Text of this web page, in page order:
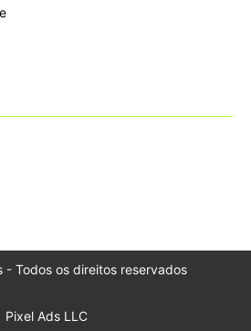
Todos os direitos reservados
Pixel Ads LLC